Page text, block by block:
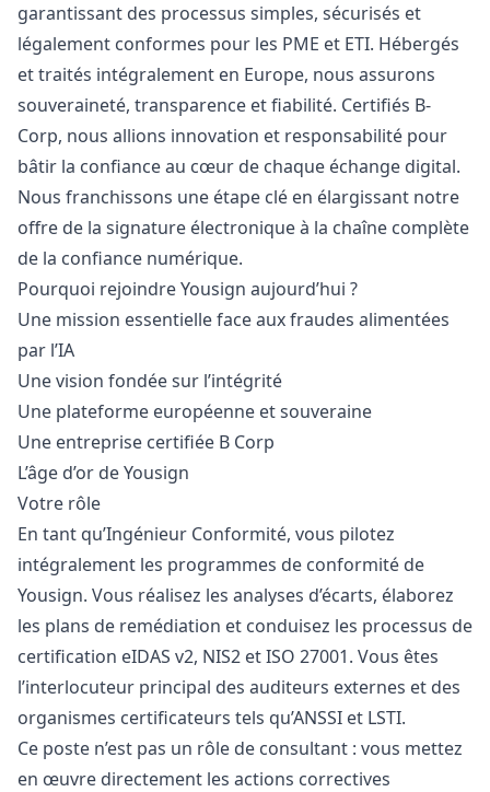
garantissant des processus simples, sécurisés et
légalement conformes pour les PME et ETI. Hébergés
et traités intégralement en Europe, nous assurons
souveraineté, transparence et fiabilité. Certifiés B-
Corp, nous allions innovation et responsabilité pour
bâtir la confiance au cœur de chaque échange digital.
Nous franchissons une étape clé en élargissant notre
offre de la signature électronique à la chaîne complète
de la confiance numérique.
Pourquoi rejoindre Yousign aujourd’hui ?
Une mission essentielle face aux fraudes alimentées
par l’IA
Une vision fondée sur l’intégrité
Une plateforme européenne et souveraine
Une entreprise certifiée B Corp
L’âge d’or de Yousign
Votre rôle
En tant qu’Ingénieur Conformité, vous pilotez
intégralement les programmes de conformité de
Yousign. Vous réalisez les analyses d’écarts, élaborez
les plans de remédiation et conduisez les processus de
certification eIDAS v2, NIS2 et ISO 27001. Vous êtes
l’interlocuteur principal des auditeurs externes et des
organismes certificateurs tels qu’ANSSI et LSTI.
Ce poste n’est pas un rôle de consultant : vous mettez
en œuvre directement les actions correctives